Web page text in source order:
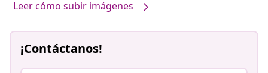
Leer cómo subir imágenes
¡Contáctanos!